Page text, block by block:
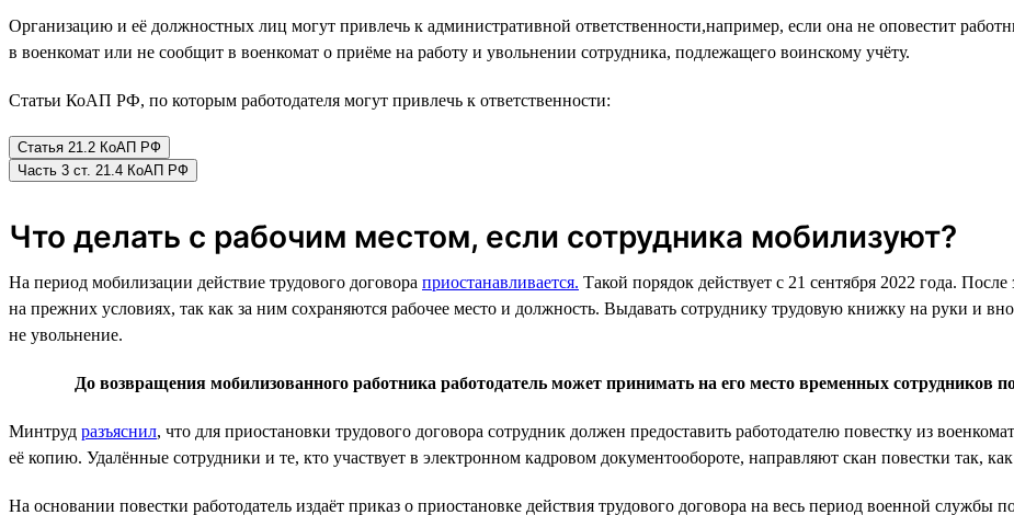
Организацию и её должностных лиц могут привлечь к административной ответственности,например, если она не оповестит
в военкомат или не сообщит в военкомат о приёме на работу и увольнении сотрудника, подлежащего воинскому учёту.
Статьи КоАП РФ, по которым работодателя могут привлечь к ответственности:
Статья 21.2 КоАП РФ
Часть 3 ст. 21.4 КоАП РФ
Что делать с рабочим местом, если сотрудника мобилизуют?
На период мобилизации действие трудового договора приостанавливается. Такой порядок действует с 21 сентября 2022 года.
на прежних условиях, так как за ним сохраняются рабочее место и должность. Выдавать сотруднику трудовую книжку на руки и
не увольнение.
До возвращения мобилизованного работника работодатель может принимать на его место временных сотрудников
Минтруд разъяснил, что для приостановки трудового договора сотрудник должен предоставить работодателю повестку из
её копию. Удалённые сотрудники и те, кто участвует в электронном кадровом документообороте, направляют скан повестки так,
На основании повестки работодатель издаёт приказ о приостановке действия трудового договора на весь период военной